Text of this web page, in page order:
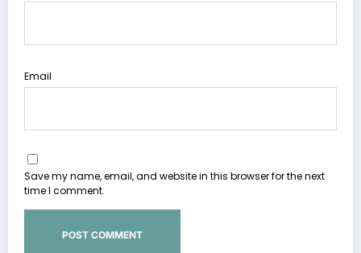
Email
Save my name, email, and website in this browser for the next
time I comment.